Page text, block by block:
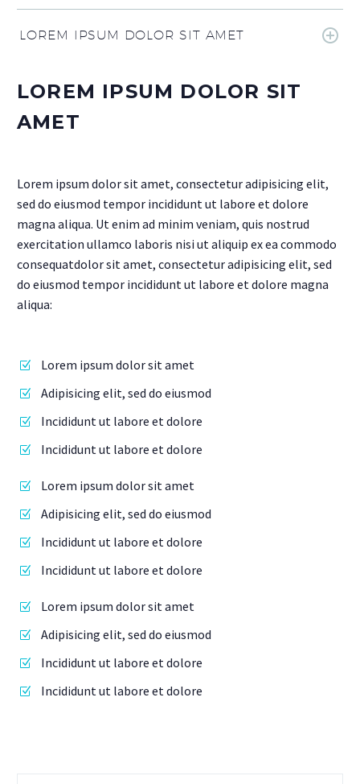
LOREM IPSUM DOLOR SIT AMET
LOREM IPSUM DOLOR SIT
AMET
Lorem ipsum dolor sit amet, consectetur adipisicing elit,
sed do eiusmod tempor incididunt ut labore et dolore
magna aliqua. Ut enim ad minim veniam, quis nostrud
exercitation ullamco laboris nisi ut aliquip ex ea commodo
consequatdolor sit amet, consectetur adipisicing elit, sed
do eiusmod tempor incididunt ut labore et dolore magna
aliqua:
Lorem ipsum dolor sit amet
Adipisicing elit, sed do eiusmod
Incididunt ut labore et dolore
Incididunt ut labore et dolore
Lorem ipsum dolor sit amet
Adipisicing elit, sed do eiusmod
Incididunt ut labore et dolore
Incididunt ut labore et dolore
Lorem ipsum dolor sit amet
Adipisicing elit, sed do eiusmod
Incididunt ut labore et dolore
Incididunt ut labore et dolore